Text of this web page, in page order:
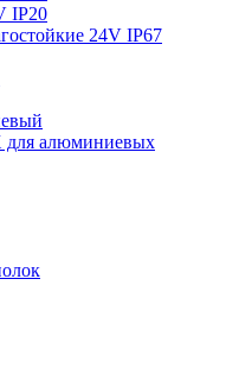
IP20
24V IP67
алюминиевых